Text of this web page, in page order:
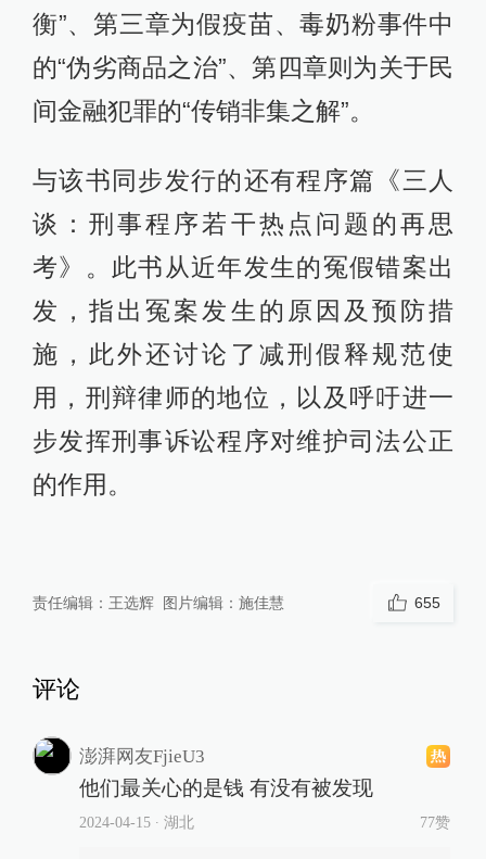
衡”、第三章为假疫苗、毒奶粉事件中
的“伪劣商品之治”、第四章则为关于民
间金融犯罪的“传销非集之解”。
与该书同步发行的还有程序篇《三人
谈：刑事程序若干热点问题的再思
考》。此书从近年发生的冤假错案出
发，指出冤案发生的原因及预防措
施，此外还讨论了减刑假释规范使
用，刑辩律师的地位，以及呼吁进一
步发挥刑事诉讼程序对维护司法公正
的作用。
责任编辑： 王选辉 图片编辑： 施佳慧 655
评论
澎湃网友FjieU3
他们最关心的是钱 有没有被发现
2024-04-15∙ 湖北 77赞